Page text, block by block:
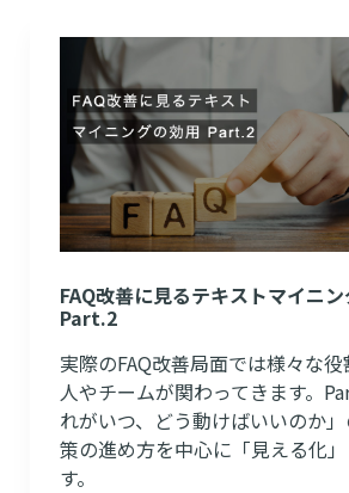
FAQ改善に見るテキストマイニ
Part.2
実際のFAQ改善局面では様々な
人やチームが関わってきます。
れがいつ、どう動けばいいのか
策の進め方を中心に「見える化
す。